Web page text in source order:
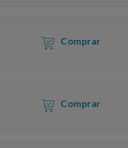
Comprar
Comprar